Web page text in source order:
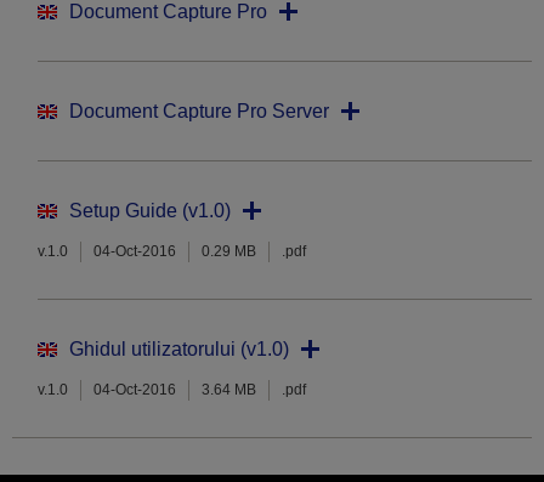
Document Capture Pro
Document Capture Pro Server
Setup Guide (v1.0)
v.1.0 04-Oct-2016 0.29 MB .pdf
Ghidul utilizatorului (v1.0)
v.1.0 04-Oct-2016 3.64 MB .pdf